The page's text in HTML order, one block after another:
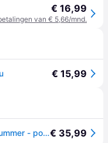
€ 16,99
van € 5,66/mnd.
€ 15,99
Ravensburger creart schilderen op nummer - pokémon pikachu€ 35,99